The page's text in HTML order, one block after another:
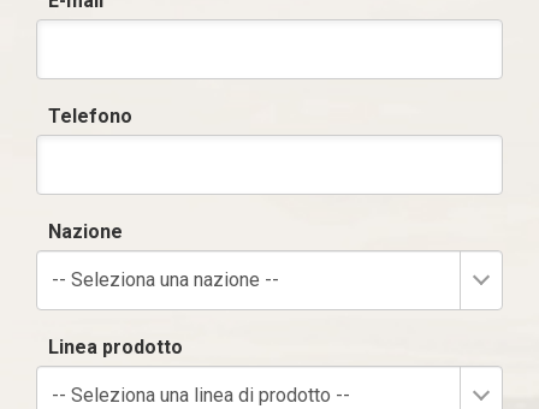
Telefono
Nazione
-- Seleziona una nazione --
Linea prodotto
-- Seleziona una linea di prodotto --